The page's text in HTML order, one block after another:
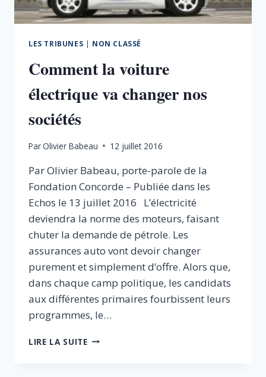
LES TRIBUNES | NON CLASSÉ
Comment la voiture
électrique va changer nos
sociétés
ParOlivier Babeau 12 juillet 2016
Par Olivier Babeau, porte-parole de la
Fondation Concorde – Publiée dans les
Echos le 13 juillet 2016 L’électricité
deviendra la norme des moteurs, faisant
chuter la demande de pétrole. Les
assurances auto vont devoir changer
purement et simplement d’offre. Alors que,
dans chaque camp politique, les candidats
aux différentes primaires fourbissent leurs
programmes, le…
LIRE LA SUITECOMMENT